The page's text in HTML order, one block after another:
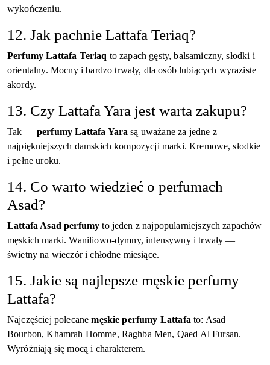
wykończeniu.
12. Jak pachnie Lattafa Teriaq?
Perfumy Lattafa Teriaq to zapach gęsty, balsamiczny, słodki i
orientalny. Mocny i bardzo trwały, dla osób lubiących wyraziste
akordy.
13. Czy Lattafa Yara jest warta zakupu?
Tak — perfumy Lattafa Yara są uważane za jedne z
najpiękniejszych damskich kompozycji marki. Kremowe, słodkie
i pełne uroku.
14. Co warto wiedzieć o perfumach
Asad?
Lattafa Asad perfumy to jeden z najpopularniejszych zapachów
męskich marki. Waniliowo-dymny, intensywny i trwały —
świetny na wieczór i chłodne miesiące.
15. Jakie są najlepsze męskie perfumy
Lattafa?
Najczęściej polecanemęskie perfumy Lattafa to: Asad
Bourbon, Khamrah Homme, Raghba Men, Qaed Al Fursan.
Wyróżniają się mocą i charakterem.